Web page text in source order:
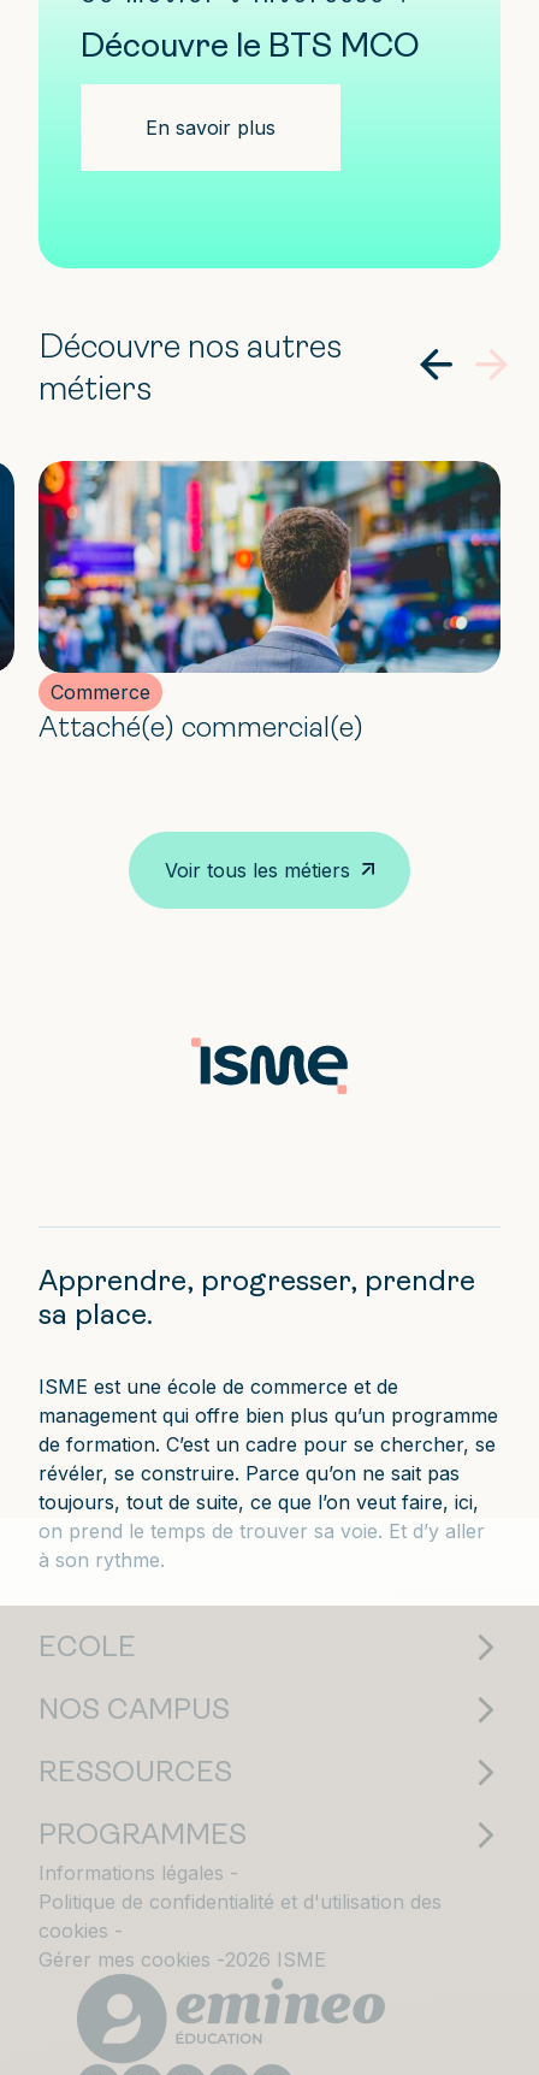
Découvre le BTS MCO
En savoir plus
Découvre nos autres
métiers
Commerce
Attaché(e) commercial(e)
Voir tous les métiers
Apprendre, progresser, prendre
sa place.
ISME est une école de commerce et de
management qui offre bien plus qu’un programme
de formation. C’est un cadre pour se chercher, se
révéler, se construire. Parce qu’on ne sait pas
toujours, tout de suite, ce que l’on veut faire, ici,
on prend le temps de trouver sa voie. Et d’y aller
à son rythme.
ECOLE
NOS CAMPUS
RESSOURCES
PROGRAMMES
Informations légales
Politique de confidentialité et d'utilisation des
cookies
Gérer mes cookies
2026 ISME